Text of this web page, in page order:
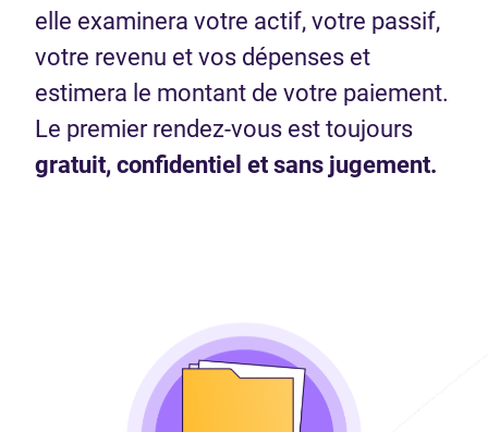
elle examinera votre actif, votre passif,
votre revenu et vos dépenses et
estimera le montant de votre paiement.
Le premier rendez-vous est toujours
gratuit, confidentiel et sans jugement.